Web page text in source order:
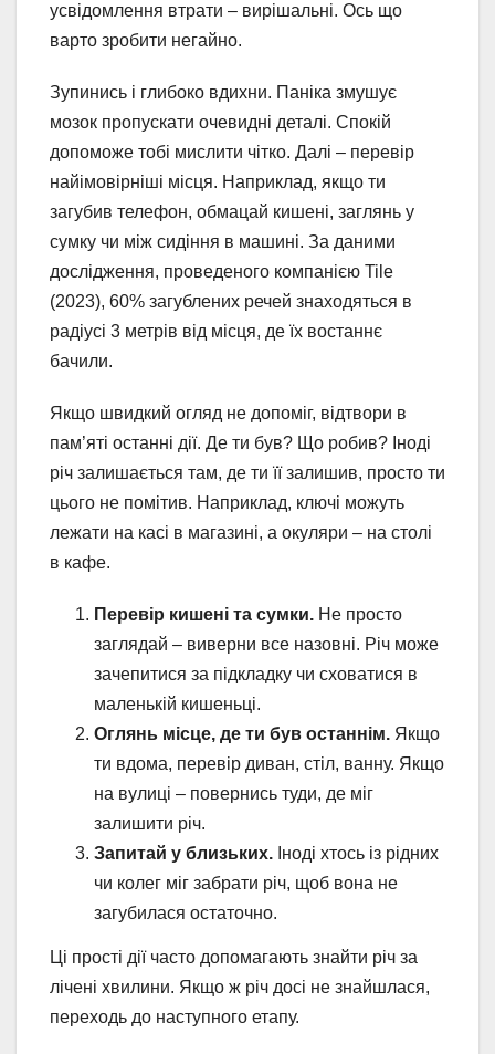
усвідомлення втрати – вирішальні. Ось що
варто зробити негайно.
Зупинись і глибоко вдихни. Паніка змушує
мозок пропускати очевидні деталі. Спокій
допоможе тобі мислити чітко. Далі – перевір
найімовірніші місця. Наприклад, якщо ти
загубив телефон, обмацай кишені, заглянь у
сумку чи між сидіння в машині. За даними
дослідження, проведеного компанією Tile
(2023), 60% загублених речей знаходяться в
радіусі 3 метрів від місця, де їх востаннє
бачили.
Якщо швидкий огляд не допоміг, відтвори в
пам’яті останні дії. Де ти був? Що робив? Іноді
річ залишається там, де ти її залишив, просто ти
цього не помітив. Наприклад, ключі можуть
лежати на касі в магазині, а окуляри – на столі
в кафе.
Перевір кишені та сумки. Не просто
заглядай – виверни все назовні. Річ може
зачепитися за підкладку чи сховатися в
маленькій кишеньці.
Оглянь місце, де ти був останнім. Якщо
ти вдома, перевір диван, стіл, ванну. Якщо
на вулиці – повернись туди, де міг
залишити річ.
Запитай у близьких. Іноді хтось із рідних
чи колег міг забрати річ, щоб вона не
загубилася остаточно.
Ці прості дії часто допомагають знайти річ за
лічені хвилини. Якщо ж річ досі не знайшлася,
переходь до наступного етапу.